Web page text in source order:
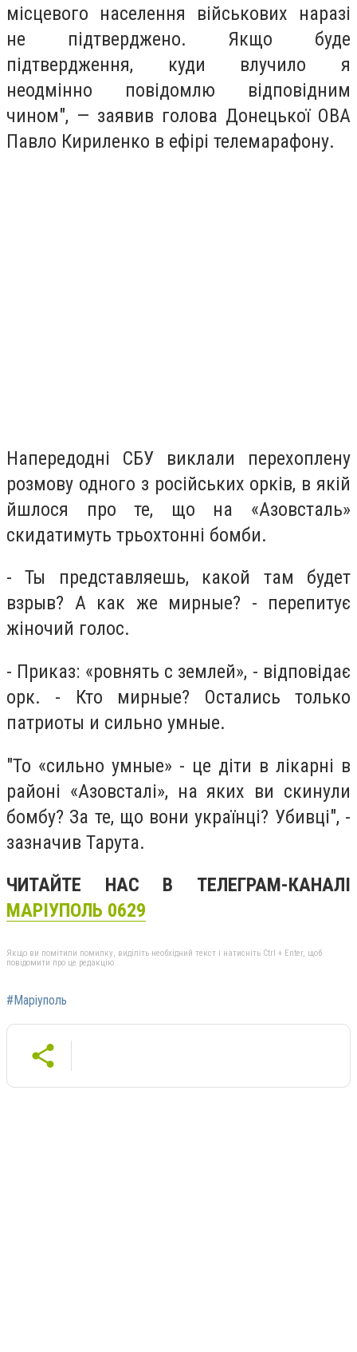
місцевого населення військових наразі
не підтверджено. Якщо буде
підтвердження, куди влучило я
неодмінно повідомлю відповідним
чином", — заявив голова Донецької ОВА
Павло Кириленко в ефірі телемарафону.
Напередодні СБУ виклали перехоплену
розмову одного з російських орків, в якій
йшлося про те, що на «Азовсталь»
скидатимуть трьохтонні бомби.
- Ты представляешь, какой там будет
взрыв? А как же мирные? - перепитує
жіночий голос.
- Приказ: «ровнять с землей», - відповідає
орк. - Кто мирные? Остались только
патриоты и сильно умные.
"То «сильно умные» - це діти в лікарні в
районі «Азовсталі», на яких ви скинули
бомбу? За те, що вони українці? Убивці", -
зазначив Тарута.
ЧИТАЙТЕ НАС В ТЕЛЕГРАМ-КАНАЛІ
МАРІУПОЛЬ 0629
Якщо ви помітили помилку, виділіть необхідний текст і натисніть Ctrl + Enter, щоб
повідомити про це редакцію
#Маріуполь